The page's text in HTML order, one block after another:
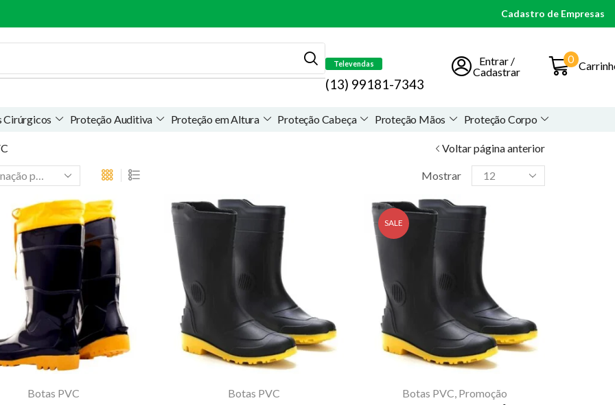
Cadastro de Empresas
Televendas
(13) 99181-7343
Entrar /
Cadastrar
0
Proteção Auditiva Proteção em Altura Proteção Cabeça Proteção Mãos Proteção Corpo
Voltar página anterior
Mostrar
Botas PVC
Botas PVC
SALE
Botas PVC, Promoção